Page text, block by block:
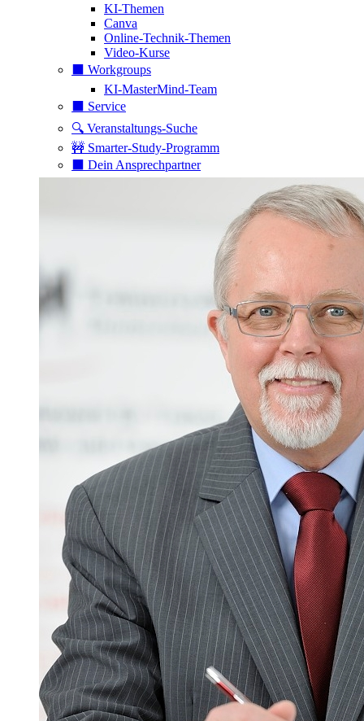
KI-Themen
Canva
Online-Technik-Themen
Video-Kurse
⬛️ Workgroups
KI-MasterMind-Team
⬛️ Service
🔍 Veranstaltungs-Suche
🚧 Smarter-Study-Programm
⬛️ Dein Ansprechpartner